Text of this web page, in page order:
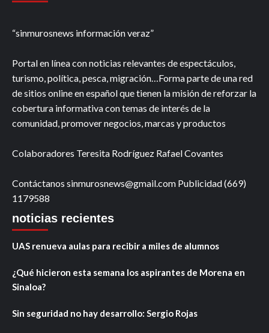
“sinmurosnews información veraz”
Portal en línea con noticias relevantes de espectáculos,
turismo, política, pesca, migración…Forma parte de una red
de sitios online en español que tienen la misión de reforzar la
cobertura informativa con temas de interés de la
comunidad, promover negocios, marcas y productos
Colaboradores Teresita Rodríguez Rafael Covantes
Contáctanos sinmurosnews@gmail.com Publicidad (669)
1179588
noticias recientes
UAS renueva aulas para recibir a miles de alumnos
¿Qué hicieron esta semana los aspirantes de Morena en
Sinaloa?
Sin seguridad no hay desarrollo: Sergio Rojas